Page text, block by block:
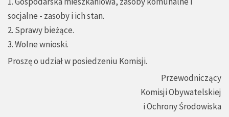
socjalne - zasoby i ich stan.
2. Sprawy bieżące.
3. Wolne wnioski.
Proszę o udział w posiedzeniu Komisji.
Przewodniczący
Komisji Obywatelskiej
i Ochrony Środowiska